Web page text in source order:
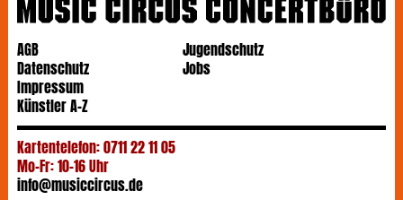
AGB
Datenschutz
Impressum
Jugendschutz
Jobs
Künstler A-Z
Kartentelefon: 0711 22 11 05
Mo-Fr: 10-16 Uhr
info@musiccircus.de